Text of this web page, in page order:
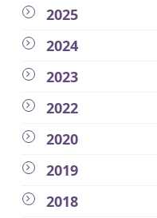
2025
2024
2023
2022
2020
2019
2018